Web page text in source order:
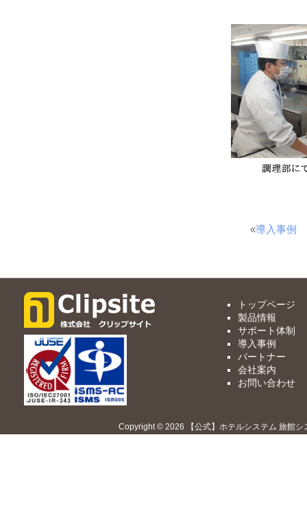
«導入事例
トップページ
製品情報
サポート体制
導入事例
パートナー
会社案内
お問い合わせ
Copyright © 2026 【公式】ホテルシステム 旅館